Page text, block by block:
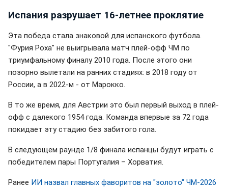
Испания разрушает 16-летнее проклятие
Эта победа стала знаковой для испанского футбола.
"Фурия Роха" не выигрывала матч плей-офф ЧМ по
триумфальному финалу 2010 года. После этого они
позорно вылетали на ранних стадиях: в 2018 году от
России, а в 2022-м - от Марокко.
В то же время, для Австрии это был первый выход в плей-
офф с далекого 1954 года. Команда впервые за 72 года
покидает эту стадию без забитого гола.
В следующем раунде 1/8 финала испанцы будут играть с
победителем пары Португалия – Хорватия.
Ранее ИИ назвал главных фаворитов на "золото" ЧМ-2026